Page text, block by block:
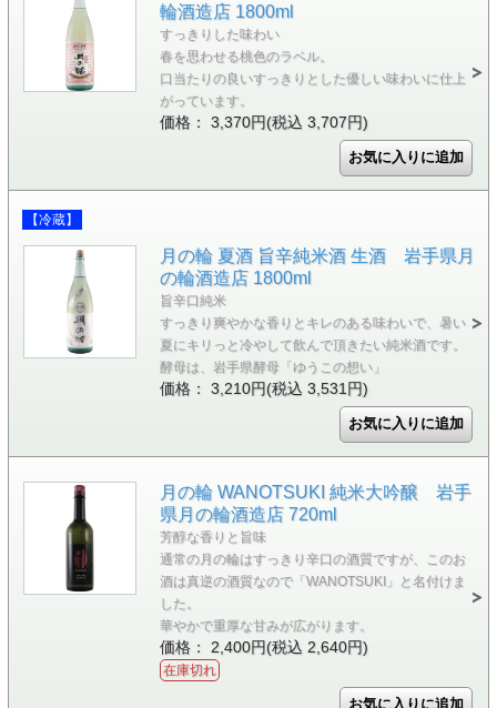
輪酒造店 1800ml
すっきりした味わい
春を思わせる桃色のラベル。
口当たりの良いすっきりとした優しい味わいに仕上
がっています。
価格： 3,370円(税込 3,707円)
【冷蔵】
月の輪 夏酒 旨辛純米酒 生酒 岩手県月
の輪酒造店 1800ml
旨辛口純米
すっきり爽やかな香りとキレのある味わいで、暑い
夏にキリっと冷やして飲んで頂きたい純米酒です。
酵母は、岩手県酵母「ゆうこの想い」
価格： 3,210円(税込 3,531円)
月の輪 WANOTSUKI 純米大吟醸 岩手
県月の輪酒造店 720ml
芳醇な香りと旨味
通常の月の輪はすっきり辛口の酒質ですが、このお
酒は真逆の酒質なので「WANOTSUKI」と名付けま
した。
華やかで重厚な甘みが広がります。
価格： 2,400円(税込 2,640円)
在庫切れ